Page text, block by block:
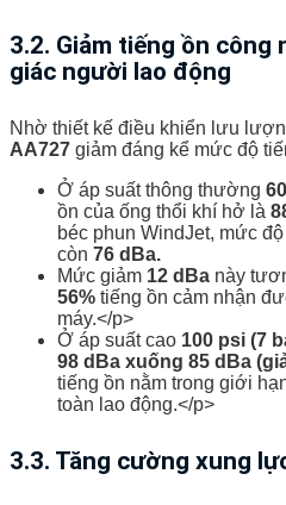
3.2. Giảm tiếng ồn công
giác người lao động
Nhờ thiết kế điều khiển lưu
AA727 giảm đáng kể mức độ
Ở áp suất thông thường
ồn của ống thổi khí hở là
béc phun WindJet, mức
còn 76 dBa.
Mức giảm 12 dBa này
56% tiếng ồn cảm nhận
máy.</p>
Ở áp suất cao 100 psi (7
98 dBa xuống 85 dBa
tiếng ồn nằm trong giới
toàn lao động.</p>
3.3. Tăng cường xung